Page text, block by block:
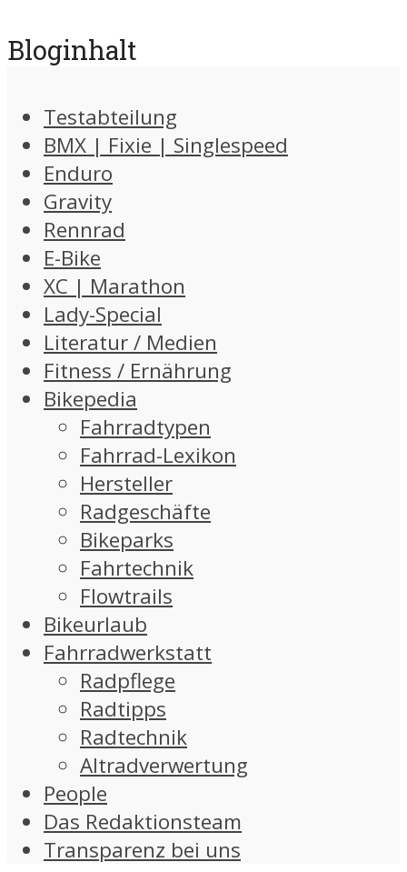
Bloginhalt
Testabteilung
BMX | Fixie | Singlespeed
Enduro
Gravity
Rennrad
E-Bike
XC | Marathon
Lady-Special
Literatur / Medien
Fitness / Ernährung
Bikepedia
Fahrradtypen
Fahrrad-Lexikon
Hersteller
Radgeschäfte
Bikeparks
Fahrtechnik
Flowtrails
Bikeurlaub
Fahrradwerkstatt
Radpflege
Radtipps
Radtechnik
Altradverwertung
People
Das Redaktionsteam
Transparenz bei uns